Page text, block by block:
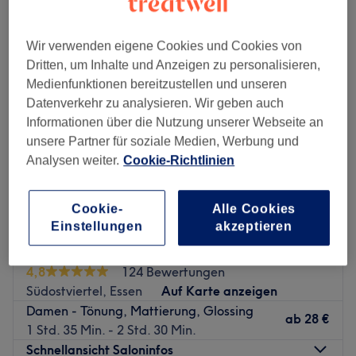
damen - tönung in der Nähe von Stadtbezirk VI, Essen
Ladies Paradies
4,8
124 Bewertungen
Südostviertel, Essen
Auf Karte anzeigen
Damen - Tönung, Mattierung, Glossing
1 Std. 35 Min. - 2 Std. 30 Min.
ab 28 €
Schnellansicht Saloninfos
Wir verwenden eigene Cookies und Cookies von
Dritten, um Inhalte und Anzeigen zu personalisieren,
Medienfunktionen bereitzustellen und unseren
Datenverkehr zu analysieren. Wir geben auch
Informationen über die Nutzung unserer Webseite an
unsere Partner für soziale Medien, Werbung und
Analysen weiter. Cookie-Richtlinien
Cookie-
Einstellungen
Alle Cookies
akzeptieren